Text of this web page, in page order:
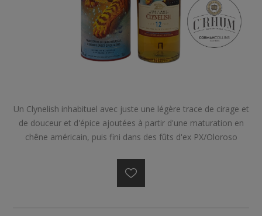
Un Clynelish inhabituel avec juste une légère trace de cirage et
de douceur et d'épice ajoutées à partir d'une maturation en
chêne américain, puis fini dans des fûts d'ex PX/Oloroso